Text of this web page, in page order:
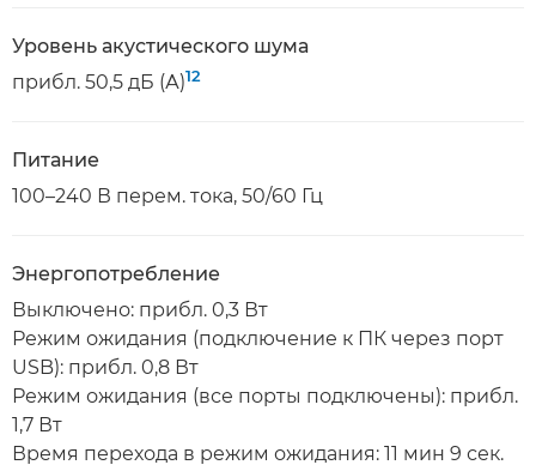
Уровень акустического шума
прибл. 50,5 дБ (А)12
Питание
100–240 В перем. тока, 50/60 Гц
Энергопотребление
Выключено: прибл. 0,3 Вт
Режим ожидания (подключение к ПК через порт
USB): прибл. 0,8 Вт
Режим ожидания (все порты подключены): прибл.
1,7 Вт
Время перехода в режим ожидания: 11 мин 9 сек.